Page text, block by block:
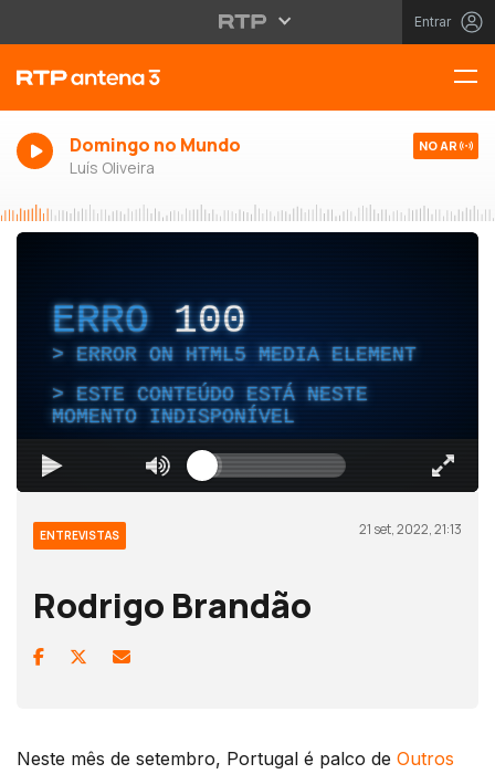
Entrar
Domingo no Mundo
Luís Oliveira
NO AR
ERRO 100
ERROR ON HTML5 MEDIA ELEMENT
ESTE CONTEÚDO ESTÁ NESTE
MOMENTO INDISPONÍVEL
ENTREVISTAS 21 set, 2022, 21:13
Rodrigo Brandão
Neste mês de setembro, Portugal é palco de Outros